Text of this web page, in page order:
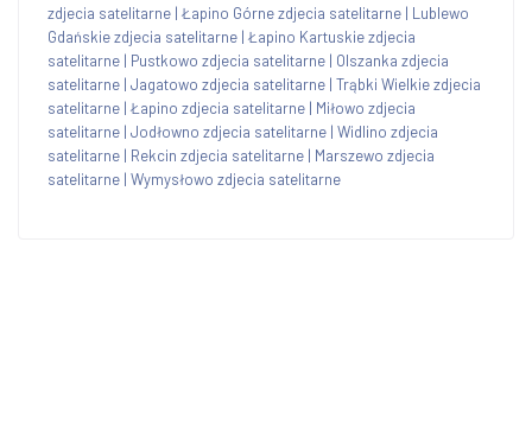
zdjecia satelitarne | Łapino Górne zdjecia satelitarne | Lublewo
Gdańskie zdjecia satelitarne | Łapino Kartuskie zdjecia
satelitarne | Pustkowo zdjecia satelitarne | Olszanka zdjecia
satelitarne | Jagatowo zdjecia satelitarne | Trąbki Wielkie zdjecia
satelitarne | Łapino zdjecia satelitarne | Miłowo zdjecia
satelitarne | Jodłowno zdjecia satelitarne | Widlino zdjecia
satelitarne | Rekcin zdjecia satelitarne | Marszewo zdjecia
satelitarne | Wymysłowo zdjecia satelitarne